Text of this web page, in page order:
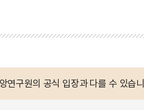
연구원의 공식 입장과 다를 수 있습